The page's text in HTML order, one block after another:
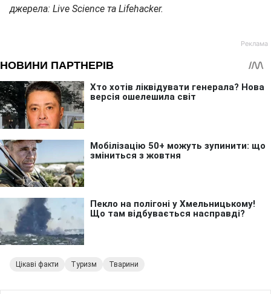
джерела: Live Science та Lifehacker.
Цікаві факти Туризм Тварини